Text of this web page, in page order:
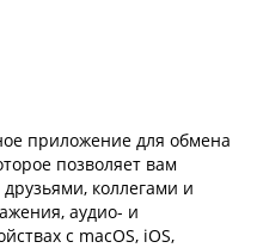
приложение для обмена
позволяет вам
коллегами и
аудио- и
с macOS, iOS,